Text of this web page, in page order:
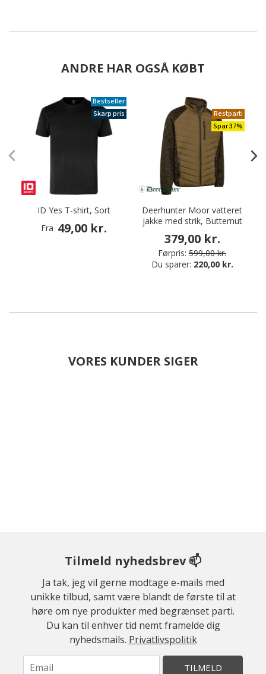
ANDRE HAR OGSÅ KØBT
Bestseller
Skarp pris
ID Yes T-shirt, Sort
Fra 49,00 kr.
Restparti
Spar 37%
Deerhunter Moor vatteret
jakke med strik, Butternut
379,00 kr.
Førpris: 599,00 kr.
Du sparer: 220,00 kr.
VORES KUNDER SIGER
Tilmeld nyhedsbrev 📫
Ja tak, jeg vil gerne modtage e-mails med
unikke tilbud, samt være blandt de første til at
høre om nye produkter med begrænset parti.
Du kan til enhver tid nemt framelde dig
nyhedsmails. Privatlivspolitik
TILMELD